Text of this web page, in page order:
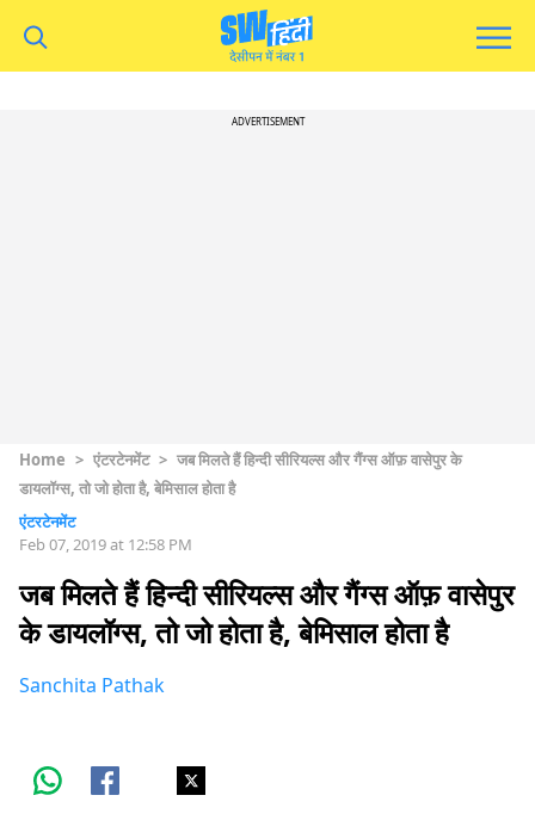
ADVERTISEMENT
Home > एंटरटेनमेंट > जब मिलते हैं हिन्दी सीरियल्स और गैंग्स ऑफ़ वासेपुर के
डायलॉग्स, तो जो होता है, बेमिसाल होता है
एंटरटेनमेंट
Feb 07, 2019 at 12:58 PM
जब मिलते हैं हिन्दी सीरियल्स और गैंग्स ऑफ़ वासेपुर
के डायलॉग्स, तो जो होता है, बेमिसाल होता है
Sanchita Pathak